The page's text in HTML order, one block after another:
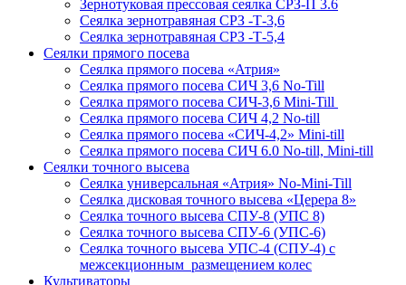
Зернотуковая прессовая сеялка СРЗ-П 3.6
Сеялка зернотравяная СРЗ -Т-3,6
Сеялка зернотравяная СРЗ -Т-5,4
Сеялки прямого посева
Сеялка прямого посева «Атрия»
Сеялка прямого посева СИЧ 3,6 No-Till
Сеялка прямого посева СИЧ-3,6 Mini-Till
Сеялка прямого посева СИЧ 4,2 No-till
Сеялка прямого посева «СИЧ-4,2» Mini-till
Сеялка прямого посева СИЧ 6.0 No-till, Mini-till
Сеялки точного высева
Сеялка универсальная «Атрия» No-Mini-Till
Сеялка дисковая точного высева «Церера 8»
Сеялка точного высева СПУ-8 (УПС 8)
Сеялка точного высева СПУ-6 (УПС-6)
Сеялка точного высева УПС-4 (СПУ-4) с
межсекционным размещением колес
Культиваторы